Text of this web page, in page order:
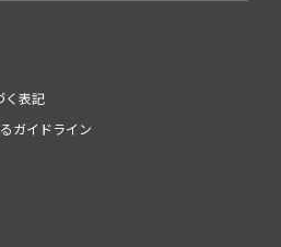
く表記
ガイドライン